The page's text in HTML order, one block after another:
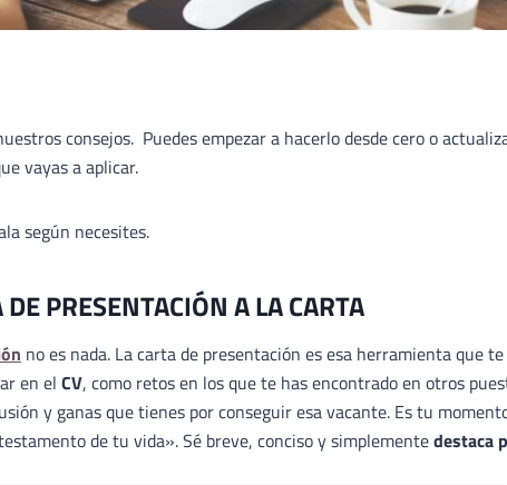
consejos. Puedes empezar a hacerlo desde cero o
vayas a aplicar.
según necesites.
PRESENTACIÓN A LA CARTA
no es nada. La carta de presentación es esa herramienta que te
en el CV, como retos en los que te has encontrado en otros
y ganas que tienes por conseguir esa vacante. Es tu
de tu vida». Sé breve, conciso y simplementedestaca